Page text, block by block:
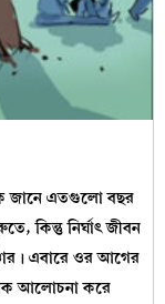
জানে এতগুলো বছর
কিন্তু নির্ঘাৎ জীবন
এবারে ওর আগের
আলোচনা করে